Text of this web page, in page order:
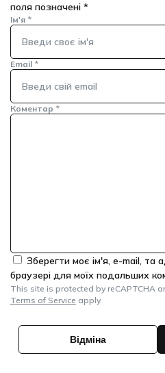
поля позначені *
Коментар *
Ім'я *
Email *
Зберегти моє ім'я, e-mail, та
браузері для моїх подальших
This site is protected by reCAPTCHA
Terms of Service apply.